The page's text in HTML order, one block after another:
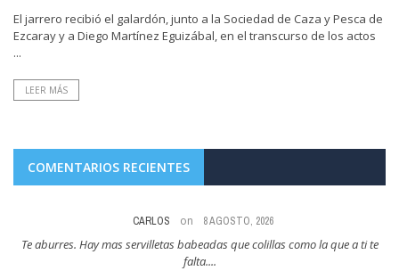
El jarrero recibió el galardón, junto a la Sociedad de Caza y Pesca de
Ezcaray y a Diego Martínez Eguizábal, en el transcurso de los actos
...
LEER MÁS
COMENTARIOS RECIENTES
CARLOS on 8 AGOSTO, 2026
Te aburres. Hay mas servilletas babeadas que colillas como la que a ti te
falta....